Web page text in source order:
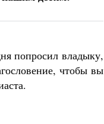
попросил владыку,
чтобы вы